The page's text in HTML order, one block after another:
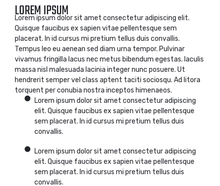
LOREM IPSUM
Lorem ipsum dolor sit amet consectetur adipiscing elit.
Quisque faucibus ex sapien vitae pellentesque sem
placerat. In id cursus mi pretium tellus duis convallis.
Tempus leo eu aenean sed diam urna tempor. Pulvinar
vivamus fringilla lacus nec metus bibendum egestas. Iaculis
massa nisl malesuada lacinia integer nunc posuere. Ut
hendrerit semper vel class aptent taciti sociosqu. Ad litora
torquent per conubia nostra inceptos himenaeos.
Lorem ipsum dolor sit amet consectetur adipiscing
elit. Quisque faucibus ex sapien vitae pellentesque
sem placerat. In id cursus mi pretium tellus duis
convallis.
Lorem ipsum dolor sit amet consectetur adipiscing
elit. Quisque faucibus ex sapien vitae pellentesque
sem placerat. In id cursus mi pretium tellus duis
convallis.